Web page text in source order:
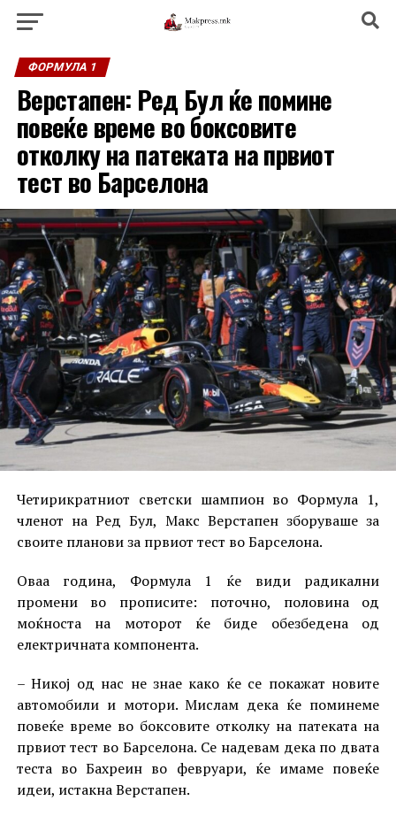
ФОРМУЛА 1
Верстапен: Ред Бул ќе помине
повеќе време во боксовите
отколку на патеката на првиот
тест во Барселона
Четирикратниот светски шампион во Формула 1,
членот на Ред Бул, Макс Верстапен зборуваше за
своите планови за првиот тест во Барселона.
Оваа година, Формула 1 ќе види радикални
промени во прописите: поточно, половина од
моќноста на моторот ќе биде обезбедена од
електричната компонента.
– Никој од нас не знае како ќе се покажат новите
автомобили и мотори. Мислам дека ќе поминеме
повеќе време во боксовите отколку на патеката на
првиот тест во Барселона. Се надевам дека по двата
теста во Бахреин во февруари, ќе имаме повеќе
идеи, истакна Верстапен.